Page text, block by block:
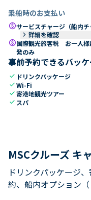
乗船時のお支払い
paidサービスチャージ（船内チ
keyboard_arrow_right 詳細を確認
paid国際観光旅客税 お一人
発のみ
事前予約できるパッ
check ドリンクパッケージ
checkWi-Fi
check寄港地観光ツアー
check スパ
MSCクルーズ キ
ドリンクパッケージ
約、船内オプション（